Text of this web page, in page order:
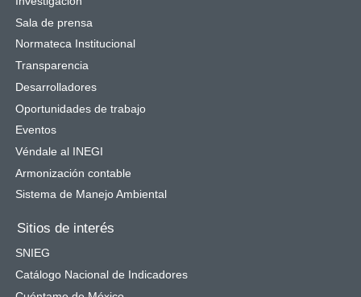
Sala de prensa
Normateca Institucional
Transparencia
Desarrolladores
Oportunidades de trabajo
Eventos
Véndale al INEGI
Armonización contable
Sistema de Manejo Ambiental
Sitios de interés
SNIEG
Catálogo Nacional de Indicadores